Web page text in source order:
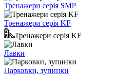
Тренажери серія SMP
Тренажери серія KF
Тренажери серія KF
Лавки
Парковки, зупинки